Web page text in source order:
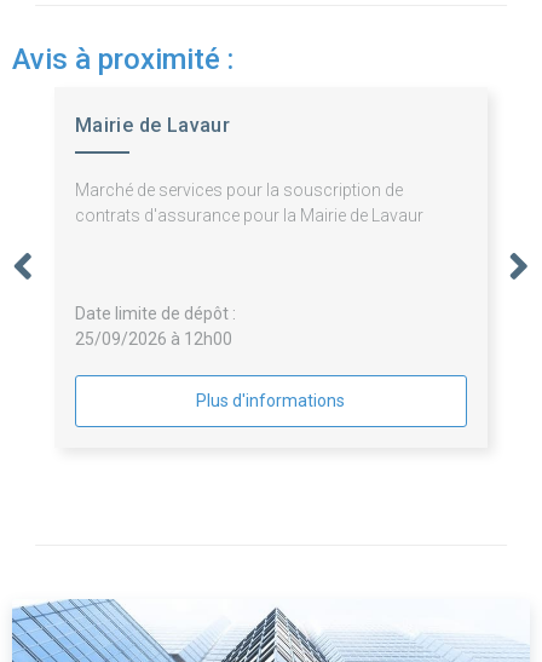
Avis à proximité :
Mairie de Lavaur
Marché de services pour la souscription de
contrats d'assurance pour la Mairie de Lavaur
Date limite de dépôt :
25/09/2026 à 12h00
Plus d'informations